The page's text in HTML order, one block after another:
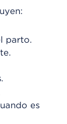
parto.
es